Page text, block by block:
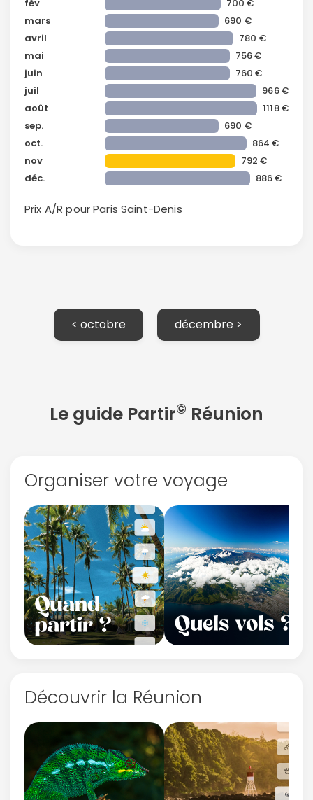
fév
700 €
mars
690 €
avril
780 €
mai
756 €
juin
760 €
juil
966 €
août
1118 €
sep.
690 €
oct.
864 €
nov
792 €
déc.
886 €
Prix A/R pour Paris Saint-Denis
< octobre décembre >
Le guide Partir© Réunion
Organiser votre voyage
Découvrir la Réunion
ou connectez-vous par mail